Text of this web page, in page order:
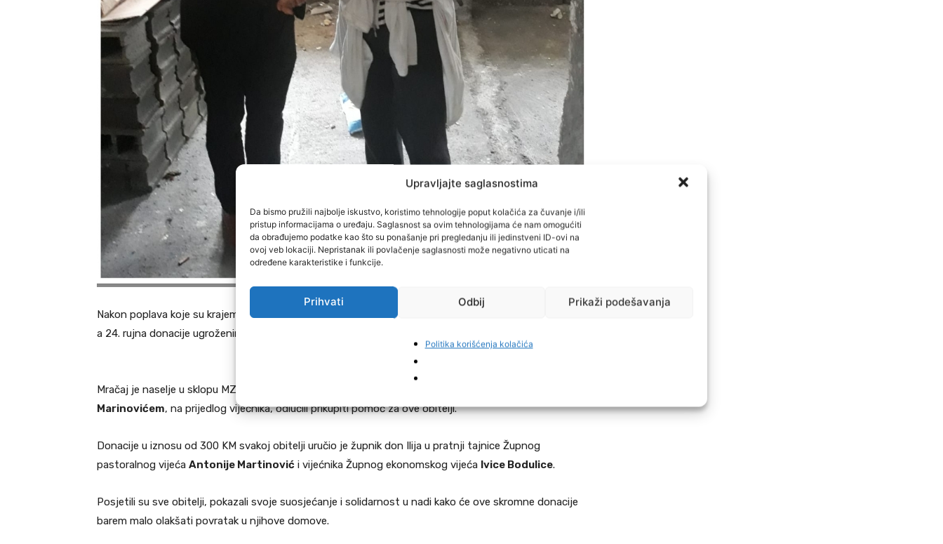
Upravljajte saglasnostima
Da bismo pružili najbolje iskustvo, koristimo tehnologije poput kolačića za čuvanje i/ili
pristup informacijama o uređaju. Saglasnost sa ovim tehnologijama će nam omogućiti
da obrađujemo podatke kao što su ponašanje pri pregledanju ili jedinstveni ID-ovi na
ovoj veb lokaciji. Nepristanak ili povlačenje saglasnosti može negativno uticati na
određene karakteristike i funkcije.
Prihvati Odbij Prikaži podešavanja
Politika korišćenja kolačića
Nakon poplava koje su krajem kolovoza zadesile selo Mračaj, posebno su stradale kuće osam obitelji,
a 24. rujna donacije ugroženim uručila je delegacija župe Jelah.
Mračaj je naselje u sklopu MZ Jelah te su vjernici župe Jelah zajedno sa župnikom
Marinovićem, na prijedlog vijećnika, odlučili prikupiti pomoć za ove obitelji.
Donacije u iznosu od 300 KM svakoj obitelji uručio je župnik don Ilija u pratnji tajnice Župnog
pastoralnog vijeća Antonije Martinović i vijećnika Župnog ekonomskog vijeća Ivice Bodulice.
Posjetili su sve obitelji, pokazali svoje suosjećanje i solidarnost u nadi kako će ove skromne donacije
barem malo olakšati povratak u njihove domove.